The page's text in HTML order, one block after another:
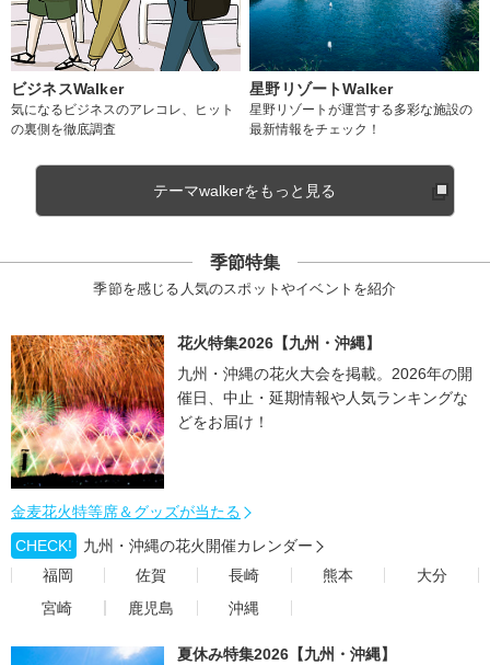
ビジネスWalker
気になるビジネスのアレコレ、ヒット
の裏側を徹底調査
星野リゾートWalker
星野リゾートが運営する多彩な施設の
最新情報をチェック！
テーマwalkerをもっと見る
季節特集
季節を感じる人気のスポットやイベントを紹介
花火特集2026【九州・沖縄】
九州・沖縄の花火大会を掲載。2026年の開
催日、中止・延期情報や人気ランキングな
どをお届け！
金麦花火特等席＆グッズが当たる
CHECK!
九州・沖縄の花火開催カレンダー
福岡
佐賀 長崎 熊本
大分
宮崎
鹿児島 沖縄
夏休み特集2026【九州・沖縄】